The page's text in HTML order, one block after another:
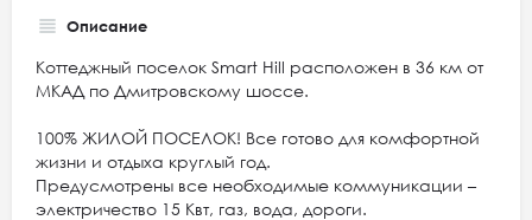
Описание
Коттеджный поселок Smart Hill расположен в 36 км от
МКАД по Дмитровскому шоссе.
100% ЖИЛОЙ ПОСЕЛОК! Все готово для комфортной
жизни и отдыха круглый год.
Предусмотрены все необходимые коммуникации –
электричество 15 Квт, газ, вода, дороги.